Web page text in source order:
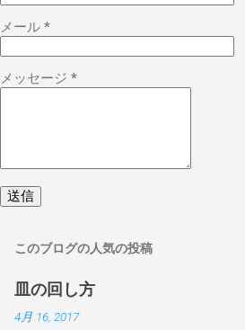
メール *
メッセージ *
このブログの人気の投稿
皿の回し方
4月 16, 2017